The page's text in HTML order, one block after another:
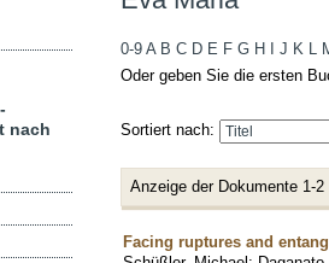
0-9 A B C D E F G H J K L
Oder geben Sie die ersten
Sortiert nach:
Anzeige der Dokumente 1-2
Facing ruptures and
nach